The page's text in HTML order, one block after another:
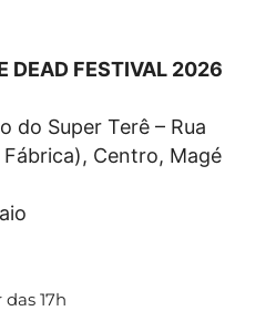
DEAD FESTIVAL 2026
do Super Terê – Rua
Centro, Magé
17h